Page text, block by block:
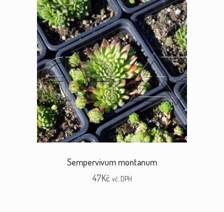
Sempervivum montanum
47Kč vč. DPH